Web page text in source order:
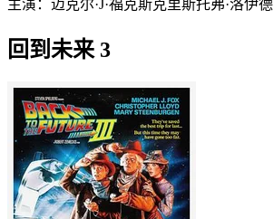
主演： 迈克尔·J·福克斯克里斯托弗·洛伊德
回到未来 3